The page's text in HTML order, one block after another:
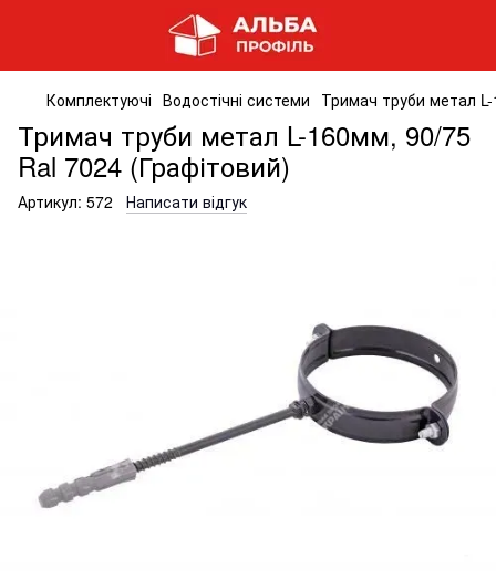
Комплектуючі Водостічні системи Тримач труби метал
Тримач труби метал L-160мм, 90/75
Ral 7024 (Графітовий)
Артикул: 572 Написати відгук